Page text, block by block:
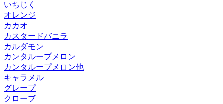
いちじく
オレンジ
カカオ
カスタードバニラ
カルダモン
カンタループメロン
カンタループメロン他
キャラメル
グレープ
クローブ